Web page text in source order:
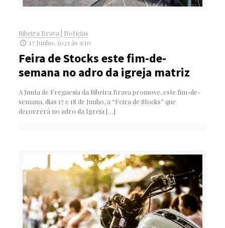
Ribeira Brava
Notícias
17 Junho, 2023 às 9:10
Feira de Stocks este fim-de-
semana no adro da igreja matriz
A Junta de Freguesia da Ribeira Brava promove, este fim-de-
semana, dias 17 e 18 de Junho, a “Feira de Stocks” que
decorrerá no adro da Igreja […]